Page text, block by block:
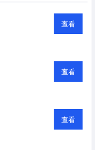
查看
查看
查看